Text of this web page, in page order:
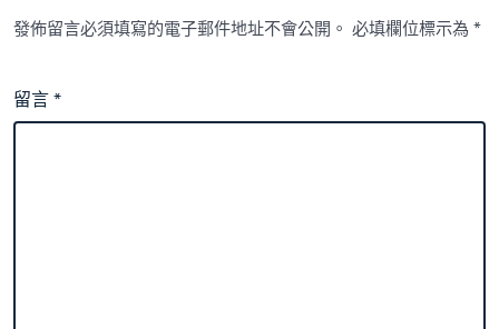
發佈留言必須填寫的電子郵件地址不會公開。 必填欄位標示為*
留言*